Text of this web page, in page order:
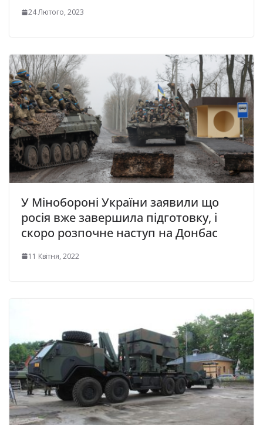
24 Лютого, 2023
У Мінобороні України заявили що
росія вже завершила підготовку, і
скоро розпочне наступ на Донбас
11 Квітня, 2022